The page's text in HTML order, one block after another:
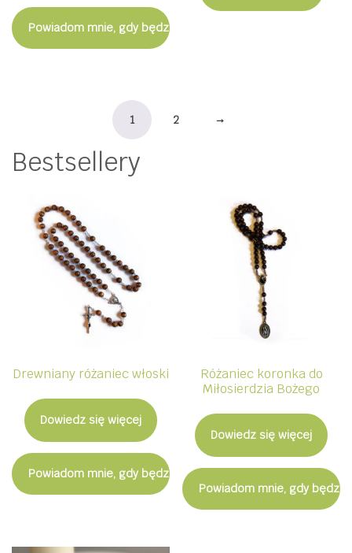
Powiadom mnie, gdy będzie dostępny
1 2 →
Bestsellery
Drewniany różaniec włoski
Dowiedz się więcej
Powiadom mnie, gdy będzie dostępny
Różaniec koronka do
Miłosierdzia Bożego
Dowiedz się więcej
Powiadom mnie, gdy